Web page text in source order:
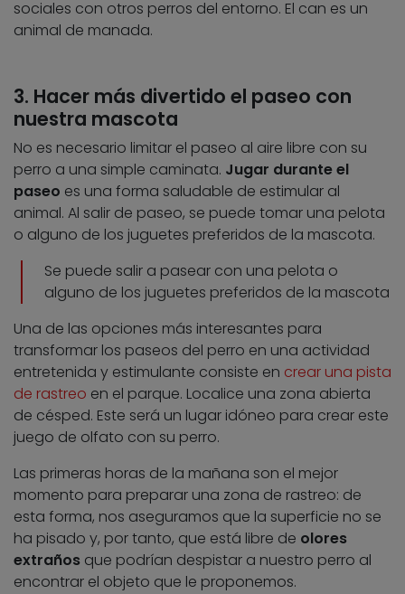
sociales con otros perros del entorno. El can es un
animal de manada.
3. Hacer más divertido el paseo con
nuestra mascota
No es necesario limitar el paseo al aire libre con su
perro a una simple caminata. Jugar durante el
paseo es una forma saludable de estimular al
animal. Al salir de paseo, se puede tomar una pelota
o alguno de los juguetes preferidos de la mascota.
Se puede salir a pasear con una pelota o
alguno de los juguetes preferidos de la mascota
Una de las opciones más interesantes para
transformar los paseos del perro en una actividad
entretenida y estimulante consiste en crear una pista
de rastreo en el parque. Localice una zona abierta
de césped. Este será un lugar idóneo para crear este
juego de olfato con su perro.
Las primeras horas de la mañana son el mejor
momento para preparar una zona de rastreo: de
esta forma, nos aseguramos que la superficie no se
ha pisado y, por tanto, que está libre de olores
extraños que podrían despistar a nuestro perro al
encontrar el objeto que le proponemos.